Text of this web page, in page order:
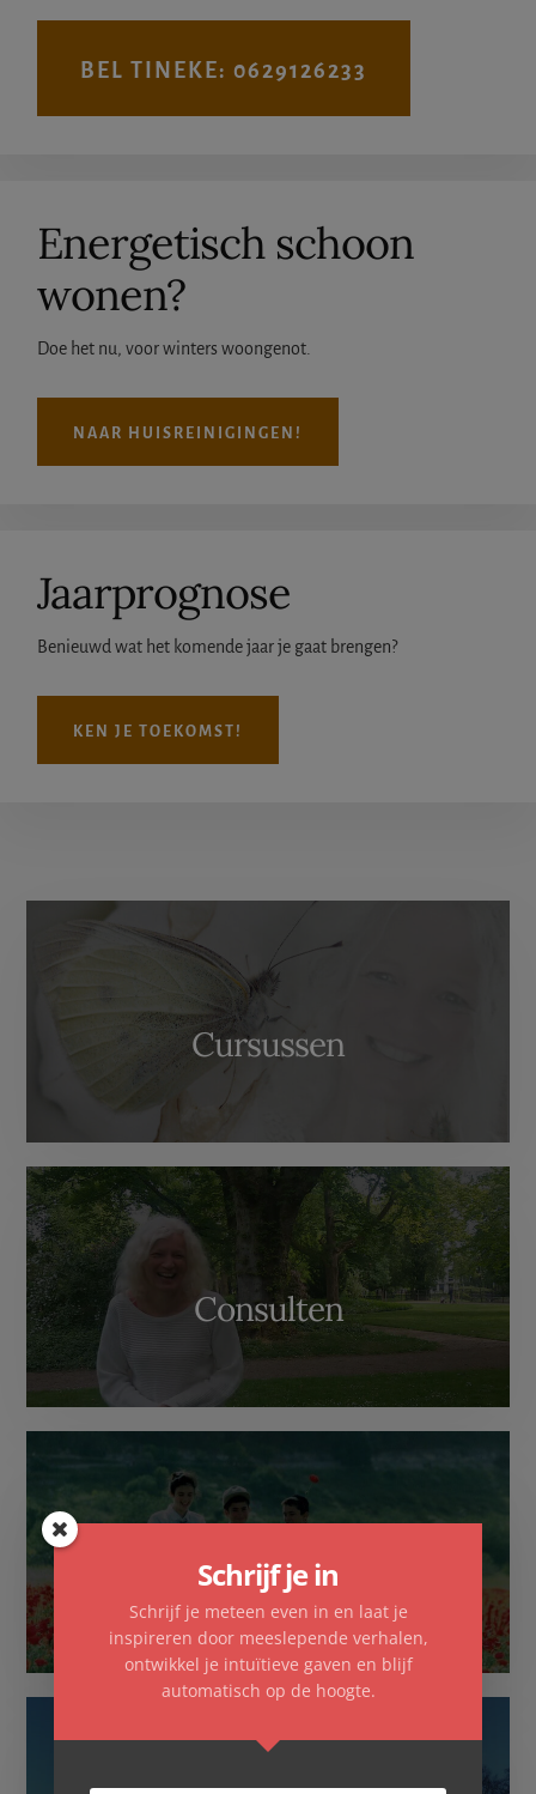
BEL TINEKE: 0629126233
Energetisch schoon
wonen?
Doe het nu, voor winters woongenot.
NAAR HUISREINIGINGEN!
Jaarprognose
Benieuwd wat het komende jaar je gaat brengen?
KEN JE TOEKOMST!
Content
Cursussen
Consulten
Familieopstellingen
Schrijf je in
Schrijf je meteen even in en laat je
inspireren door meeslepende verhalen,
ontwikkel je intuïtieve gaven en blijf
automatisch op de hoogte.